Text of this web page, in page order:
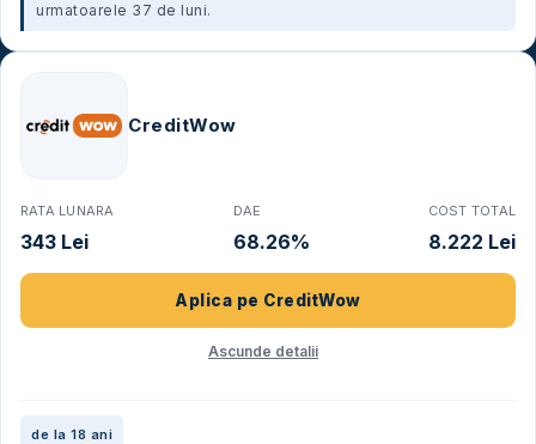
urmatoarele 37 de luni.
CreditWow
RATA LUNARA
343 Lei
DAE
68.26%
COST TOTAL
8.222 Lei
Aplica pe CreditWow
Ascunde detalii
de la 18 ani